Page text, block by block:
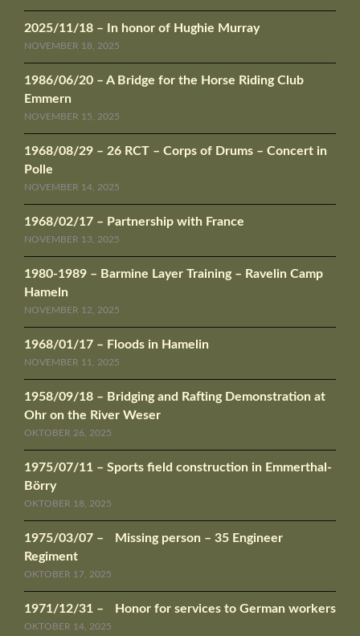
2025/11/18 – In honor of Hughie Murray
NOVEMBER 18, 2025
1986/06/20 – A Bridge for the Horse Riding Club
Emmern
NOVEMBER 15, 2025
1968/08/29 – 26 RCT – Corps of Drums – Concert in
Polle
NOVEMBER 14, 2025
1968/02/17 – Partnership with France
NOVEMBER 13, 2025
1980-1989 – Barmine Layer Training – Ravelin Camp
Hameln
NOVEMBER 12, 2025
1968/01/17 – Floods in Hamelin
NOVEMBER 11, 2025
1958/09/18 – Bridging and Rafting Demonstration at
Ohr on the River Weser
OKTOBER 26, 2025
1975/07/11 – Sports field construction in Emmerthal-
Börry
OKTOBER 18, 2025
1975/03/07 – Missing person – 35 Engineer
Regiment
OKTOBER 17, 2025
1971/12/31 – Honor for services to German workers
OKTOBER 14, 2025